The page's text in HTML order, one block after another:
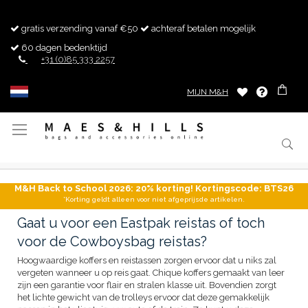
gratis verzending vanaf €50
achteraf betalen mogelijk
60 dagen bedenktijd
+31 (0)85 333 2257
MIJN M&H
Toggle
M&H Back to School 2026: 20% korting! Kortingscode: BTS26
*Korting geldt alleen voor niet afgeprijsde artikelen.
Gaat u voor een Eastpak reistas of toch
voor de Cowboysbag reistas?
Hoogwaardige koffers en reistassen zorgen ervoor dat u niks zal
vergeten wanneer u op reis gaat. Chique koffers gemaakt van leer
zijn een garantie voor flair en stralen klasse uit. Bovendien zorgt
het lichte gewicht van de trolleys ervoor dat deze gemakkelijk